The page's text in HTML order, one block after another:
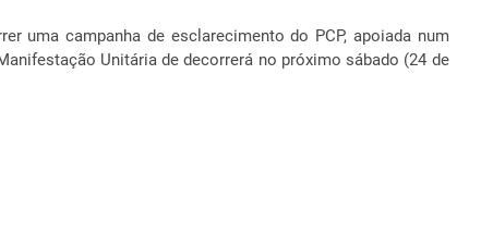
uma campanha de esclarecimento do PCP, apoiada num
Unitária de decorrerá no próximo sábado (24 de